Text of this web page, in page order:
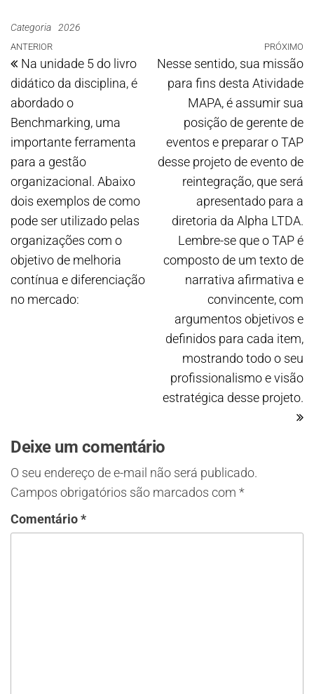
Categoria 2026
ANTERIOR
Na unidade 5 do livro
didático da disciplina, é
abordado o
Benchmarking, uma
importante ferramenta
para a gestão
organizacional. Abaixo
dois exemplos de como
pode ser utilizado pelas
organizações com o
objetivo de melhoria
contínua e diferenciação
no mercado:
PRÓXIMO
Nesse sentido, sua missão
para fins desta Atividade
MAPA, é assumir sua
posição de gerente de
eventos e preparar o TAP
desse projeto de evento de
reintegração, que será
apresentado para a
diretoria da Alpha LTDA.
Lembre-se que o TAP é
composto de um texto de
narrativa afirmativa e
convincente, com
argumentos objetivos e
definidos para cada item,
mostrando todo o seu
profissionalismo e visão
estratégica desse projeto.
Deixe um comentário
O seu endereço de e-mail não será publicado.
Campos obrigatórios são marcados com *
Comentário*